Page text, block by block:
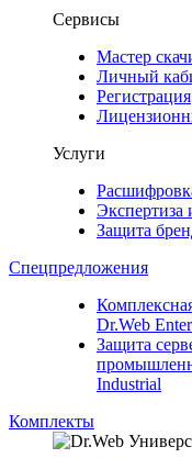
Сервисы
Мастер
Личный
Регистрация
Услуги
Экспертиза
Защита
Спецпредложения
Dr.Web
Защита
Industrial
Комплекты